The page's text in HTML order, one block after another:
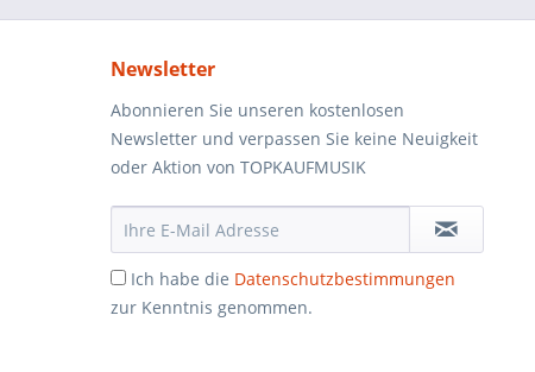
Newsletter
Abonnieren Sie unseren kostenlosen
Newsletter und verpassen Sie keine Neuigkeit
oder Aktion von TOPKAUFMUSIK
Ich habe die Datenschutzbestimmungen
zur Kenntnis genommen.